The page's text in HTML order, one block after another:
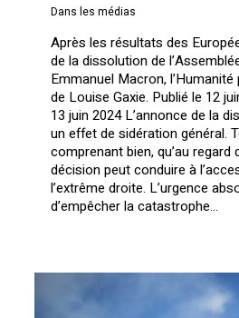
Dans les médias
Après les résultats des
de la dissolution de
Emmanuel Macron,
de Louise Gaxie. Publié le 12
13 juin 2024 L’annonce de la
un effet de sidération général.
comprenant bien, qu’au
décision peut conduire à
l’extrême droite. L’urgence
d’empêcher la catastrophe...